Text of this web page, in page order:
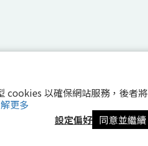
cookies 以確保網站服務，後者將
更多
設定偏好 同意並繼續